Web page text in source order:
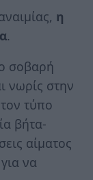
η
.
σοβαρή
νωρίς στην
τύπο
βήτα-
αίματος
να